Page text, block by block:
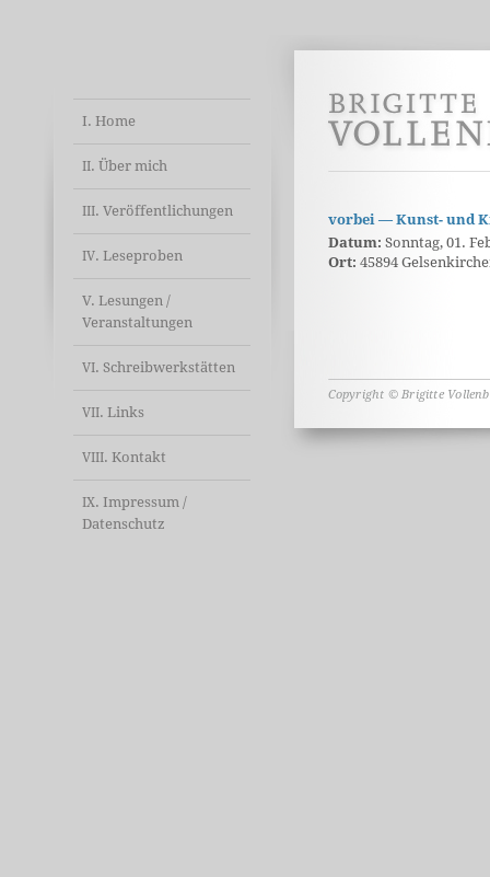
I. Home
II. Über mich
III. Veröffentlichungen
IV. Leseproben
V. Lesungen /
Veranstaltungen
VI. Schreibwerkstätten
VII. Links
VIII. Kontakt
IX. Impressum /
Datenschutz
vorbei — Kunst- und
Datum: Sonntag, 01.
Ort: 45894
Copyright © Brigitte